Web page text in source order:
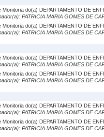
Monitoria do(a) DEPARTAMENTO DE
PATRICIA MARIA GOMES DE
Monitoria do(a) DEPARTAMENTO DE
PATRICIA MARIA GOMES DE
Monitoria do(a) DEPARTAMENTO DE
PATRICIA MARIA GOMES DE
Monitoria do(a) DEPARTAMENTO DE
PATRICIA MARIA GOMES DE
Monitoria do(a) DEPARTAMENTO DE
PATRICIA MARIA GOMES DE
Monitoria do(a) DEPARTAMENTO DE
PATRICIA MARIA GOMES DE